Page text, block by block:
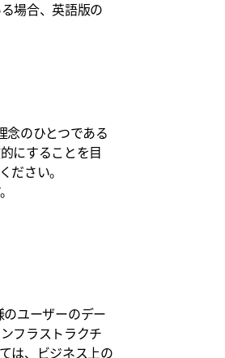
場合、英語版の
念のひとつである
にすることを目
ださい。
ユーザーのデー
フラストラクチ
は、ビジネス上の